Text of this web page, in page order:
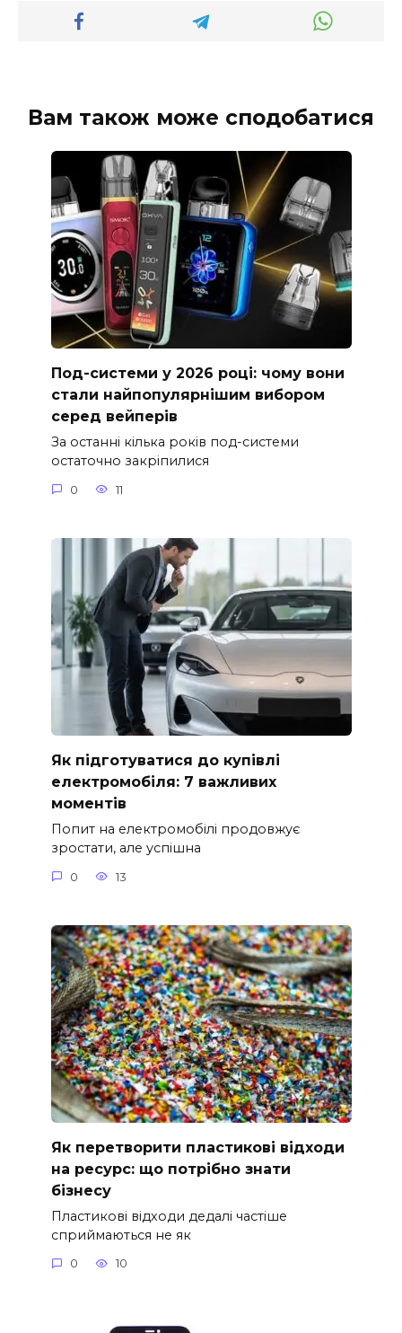
Вам також може сподобатися
Под-системи у 2026 році: чому вони
стали найпопулярнішим вибором
серед вейперів
За останні кілька років под-системи
остаточно закріпилися
0 11
Як підготуватися до купівлі
електромобіля: 7 важливих
моментів
Попит на електромобілі продовжує
зростати, але успішна
0 13
Як перетворити пластикові відходи
на ресурс: що потрібно знати
бізнесу
Пластикові відходи дедалі частіше
сприймаються не як
0 10